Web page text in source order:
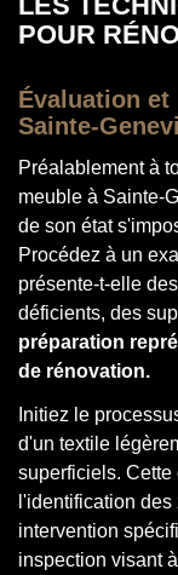
POUR
Évaluation et
Sainte-
Préalablement à
meuble à Sainte-
de son état
Procédez à un
présente-t-elle
déficients, des
préparation
de rénovation.
Initiez le
d'un textile
superficiels.
l'identification
intervention
inspection visant